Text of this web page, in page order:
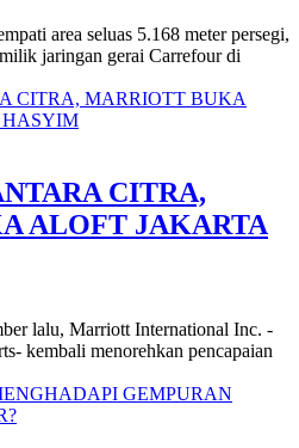
area seluas 5.168 meter persegi,
jaringan gerai Carrefour di
CITRA,
ALOFT JAKARTA
lalu, Marriott International Inc. -
kembali menorehkan pencapaian